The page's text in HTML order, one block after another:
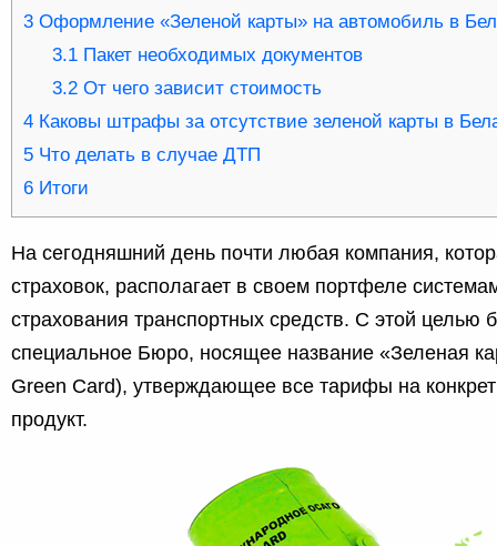
3 Оформление «Зеленой карты» на автомобиль в
3.1Пакет необходимых документов
3.2От чего зависит стоимость
4 Каковы штрафы за отсутствие зеленой карты в
5 Что делать в случае ДТП
6 Итоги
На сегодняшний день почти любая компания,
страховок, располагает в своем портфеле
страхования транспортных средств. С этой целью
специальное Бюро, носящее название «Зеленая
Green Card), утверждающее все тарифы на
продукт.